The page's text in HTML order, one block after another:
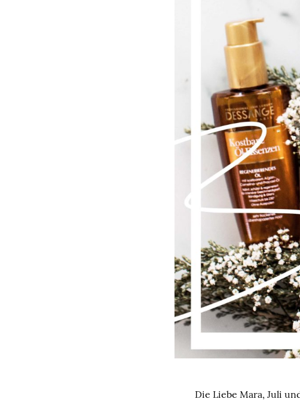
Die Liebe Mara, Juli